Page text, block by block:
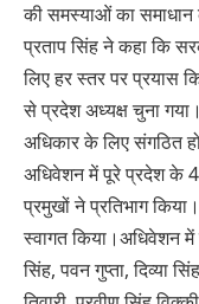
की समस्याओं का समाधान
प्रताप सिंह ने कहा कि
लिए हर स्तर पर प्रयास
से प्रदेश अध्यक्ष चुना
अधिकार के लिए संगठित
अधिवेशन में पूरे प्रदेश के
प्रमुखों ने प्रतिभाग
स्वागत किया।अधिवेशन
सिंह, पवन गुप्ता, दिव्या